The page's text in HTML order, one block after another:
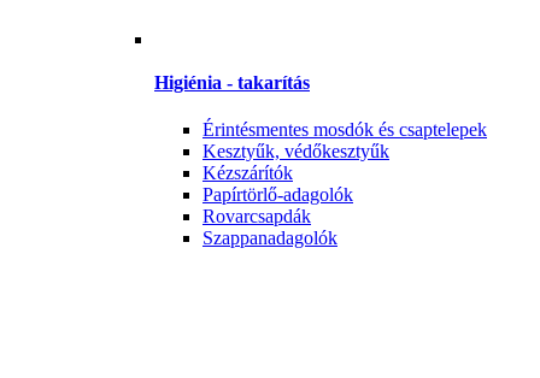
Higiénia - takarítás
Érintésmentes mosdók és csaptelepek
Kesztyűk, védőkesztyűk
Kézszárítók
Papírtörlő-adagolók
Rovarcsapdák
Szappanadagolók